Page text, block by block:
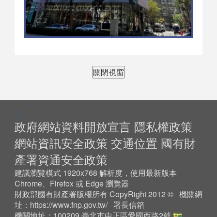
關閉視窗
:::
政府網站資料開放宣言 隱私權政策
網站資訊安全政策 交通位置 國有財
產署資通安全政策
建議瀏覽模式 1920x768 解析度，使用最新版本
Chrome、Firefox 或 Edge 瀏覽器
財政部國有財產署版權所有 CopyRight 2012 © 機關網
址： https://www.fnp.gov.tw/ 署長信箱